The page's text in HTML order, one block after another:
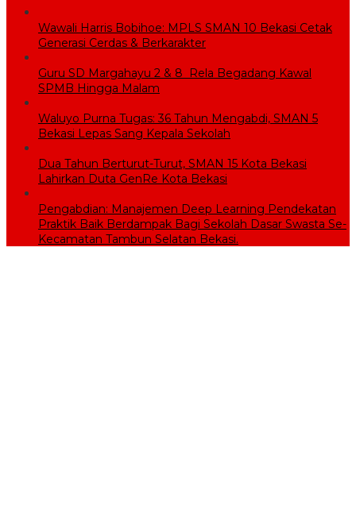
Wawali Harris Bobihoe: MPLS SMAN 10 Bekasi Cetak
Generasi Cerdas & Berkarakter
Guru SD Margahayu 2 & 8 Rela Begadang Kawal
SPMB Hingga Malam
Waluyo Purna Tugas: 36 Tahun Mengabdi, SMAN 5
Bekasi Lepas Sang Kepala Sekolah
Dua Tahun Berturut-Turut, SMAN 15 Kota Bekasi
Lahirkan Duta GenRe Kota Bekasi
Pengabdian: Manajemen Deep Learning Pendekatan
Praktik Baik Berdampak Bagi Sekolah Dasar Swasta Se-
Kecamatan Tambun Selatan Bekasi.